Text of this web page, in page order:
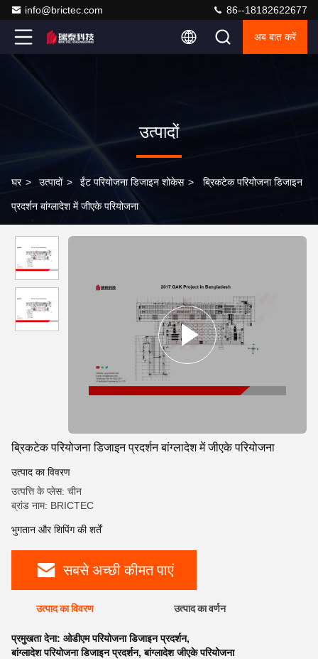
info@brictec.com 86--18182622677
अब बात करें
उत्पादों
घर > उत्पादों > ईंट परियोजना डिजाइन शोकेस > ब्रिकटेक परियोजना डिजाइन
प्रदर्शन बांग्लादेश में जीएके परियोजना
ब्रिकटेक परियोजना डिजाइन प्रदर्शन बांग्लादेश में जीएके परियोजना
उत्पाद का विवरण
उत्पत्ति के प्लेस: चीन
ब्रांड नाम: BRICTEC
भुगतान और शिपिंग की शर्तें
सबसे अच्छी कीमत पाएं
उत्पाद का विवरण उत्पाद का वर्णन
प्रमुखता देना: ओडीएम परियोजना डिजाइन प्रदर्शन,
बांग्लादेश परियोजना डिजाइन प्रदर्शन,बांग्लादेश जीएके परियोजना